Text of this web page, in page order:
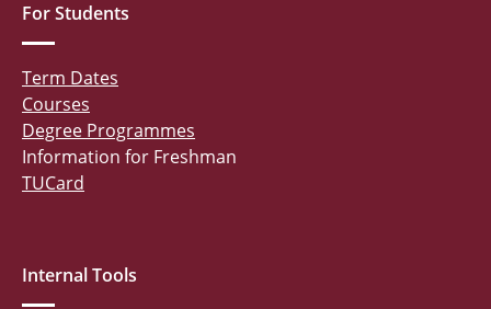
For Students
Term Dates
Courses
Degree Programmes
Information for Freshman
TUCard
Internal Tools